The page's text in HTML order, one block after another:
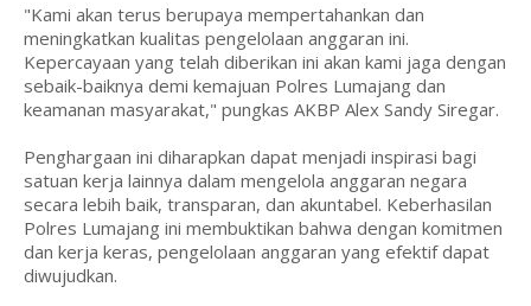
"Kami akan terus berupaya mempertahankan dan
meningkatkan kualitas pengelolaan anggaran ini.
Kepercayaan yang telah diberikan ini akan kami jaga dengan
sebaik-baiknya demi kemajuan Polres Lumajang dan
keamanan masyarakat," pungkas AKBP Alex Sandy Siregar.
Penghargaan ini diharapkan dapat menjadi inspirasi bagi
satuan kerja lainnya dalam mengelola anggaran negara
secara lebih baik, transparan, dan akuntabel. Keberhasilan
Polres Lumajang ini membuktikan bahwa dengan komitmen
dan kerja keras, pengelolaan anggaran yang efektif dapat
diwujudkan.